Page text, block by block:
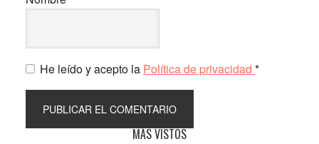
He leído y acepto la Política de privacidad *
MÁS VISTOS